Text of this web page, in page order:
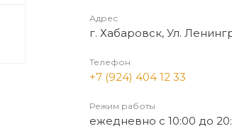
Адрес
г. Хабаровск, Ул.
Телефон
+7 (924) 404 12 33
Режим работы
ежедневно с 10:00 до